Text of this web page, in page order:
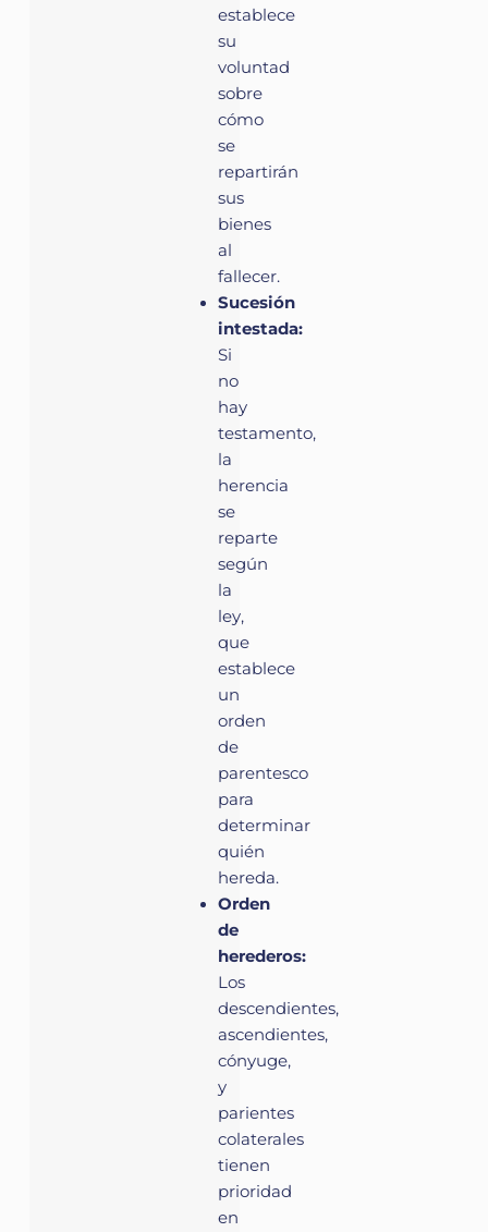
establece
su
voluntad
sobre
cómo
se
repartirán
sus
bienes
al
fallecer.
Sucesión
intestada:
Si
no
hay
testamento,
la
herencia
se
reparte
según
la
ley,
que
establece
un
orden
de
parentesco
para
determinar
quién
hereda.
Orden
de
herederos:
Los
descendientes,
ascendientes,
cónyuge,
y
parientes
colaterales
tienen
prioridad
en